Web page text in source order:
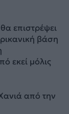
επιστρέψει
βάση
εκεί μόλις
από την